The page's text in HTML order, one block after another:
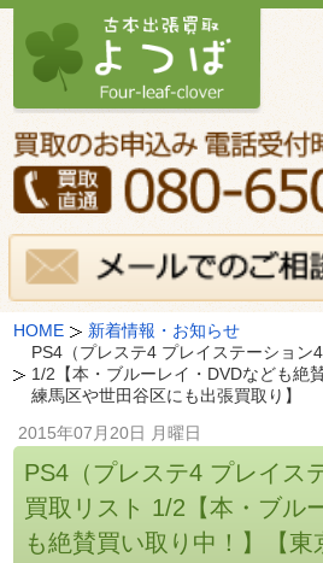
HOME
新着情報・お知らせ
PS4（プレステ4 プレイステーション
1/2【本・ブルーレイ・DVDなども絶
練馬区や世田谷区にも出張買取り】
2015年07月20日 月曜日
PS4（プレステ4 プレイス
買取リスト 1/2【本・ブル
も絶賛買い取り中！】【東